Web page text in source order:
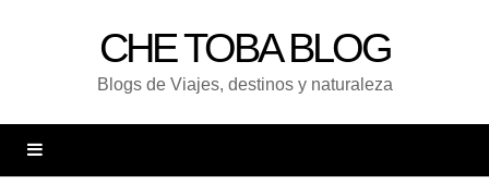
CHE TOBA BLOG
Blogs de Viajes, destinos y naturaleza